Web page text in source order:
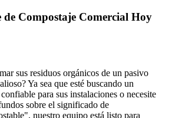
de Compostaje Comercial Hoy
sus residuos orgánicos de un pasivo
Ya sea que esté buscando un
para sus instalaciones o necesite
sobre el significado de
nuestro equipo está listo para